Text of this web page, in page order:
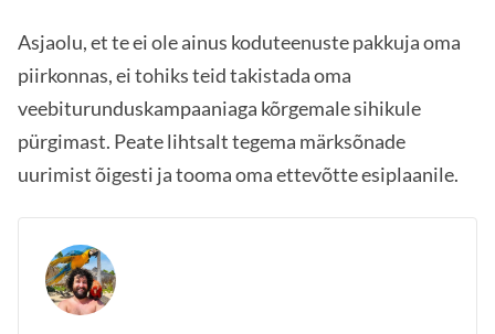
Asjaolu, et te ei ole ainus koduteenuste pakkuja oma
piirkonnas, ei tohiks teid takistada oma
veebiturunduskampaaniaga kõrgemale sihikule
pürgimast. Peate lihtsalt tegema märksõnade
uurimist õigesti ja tooma oma ettevõtte esiplaanile.